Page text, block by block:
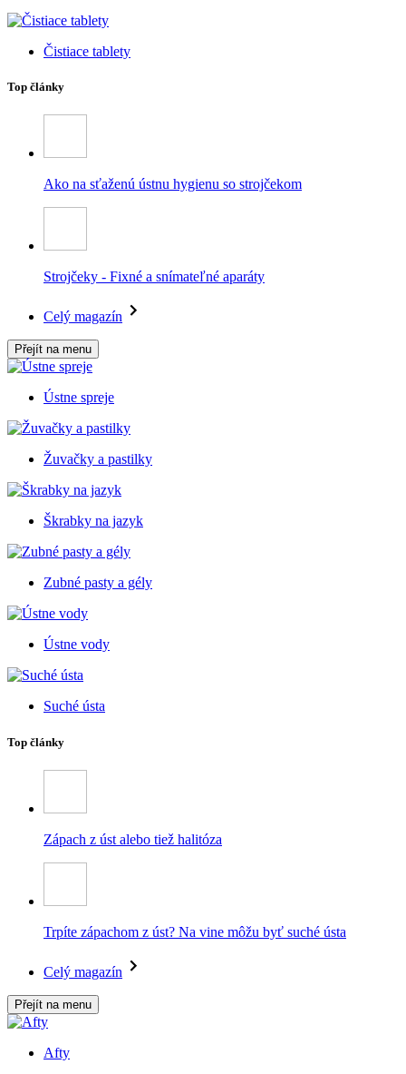
Čistiace tablety
Top články
Ako na sťaženú ústnu hygienu so strojčekom
Strojčeky - Fixné a snímateľné aparáty
Celý magazín
Přejít na menu
Ústne spreje
Žuvačky a pastilky
Škrabky na jazyk
Zubné pasty a gély
Ústne vody
Suché ústa
Top články
Zápach z úst alebo tiež halitóza
Trpíte zápachom z úst? Na vine môžu byť suché ústa
Celý magazín
Přejít na menu
Afty